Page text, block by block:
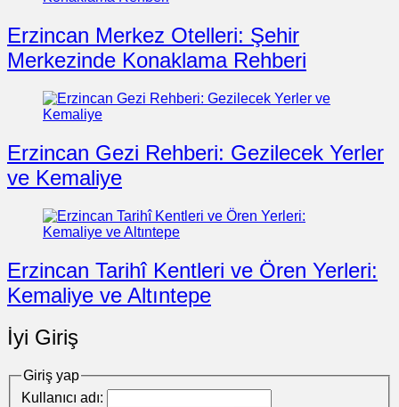
Erzincan Merkez Otelleri: Şehir
Merkezinde Konaklama Rehberi
Erzincan Gezi Rehberi: Gezilecek Yerler
ve Kemaliye
Erzincan Tarihî Kentleri ve Ören Yerleri:
Kemaliye ve Altıntepe
İyi Giriş
Giriş yap
Kullanıcı adı: